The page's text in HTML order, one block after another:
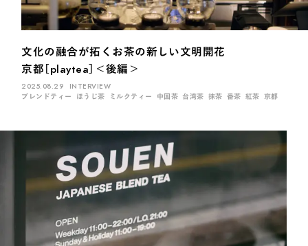
ブレンドティー 釜炒り茶 番茶 台湾茶 抹茶
烏龍茶 ミルクティー 茶外茶
場所でさがす
茨城 栃木 福岡
愛知 三重 鹿児島 長崎
岡山 広島
文化の融合が拓くお茶の新しい文明開花
京都［playtea］＜後編＞
2025.08.29
INTERVIEW
ブレンドティー ほうじ茶 ミルクティー 中国茶 台湾茶 抹茶 番茶 紅茶 京都